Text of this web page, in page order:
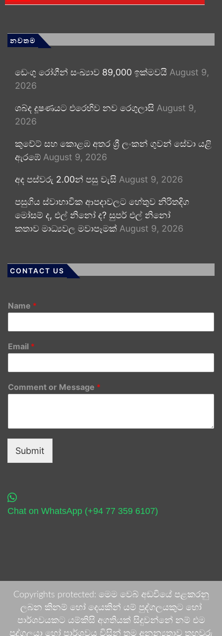
නවතම
ඩෙංගු රෝගීන් සංඛ්‍යාව 89,000 ඉක්මවයි August 9,
2026
ශබ්ද දූෂණයට එරෙහිව නව රෙගුලාසි August 9,
2026
කුවේට් සහ කොළඹ අතර ශ්‍රී ලංකන් ගුවන් සේවා යළි
ඇරඹේ August 9, 2026
අද පස්වරු 2.00න් පසු වැසි August 9, 2026
පසුගිය ස්වාභාවික ආපදාවලට හේතුව නිරිතදිග
මෝසම් ද, එල් නිනෝ ද? සුපර් එල් නිනෝ
කතාව මාධ්‍යවල මවාපෑමක් August 9, 2026
CONTACT US
Name *
Email *
Comment or Message *
Submit
Chat on WhatsApp (+94 77 359 6107)
Copyrights protected: මෙම වෙබ් අඩවියේ පළකරනු
ලබන කිනම් හෝ දෙයකින් යම් පුද්ගලයකුට හෝ
පාර්ශවයකට යම්කිසි අගතියක් සිදුවන්නේ නම් එම
පුද්ගලයා හෝ පාර්ශවය විසින් තම අනන්‍යතාව තහවුරු